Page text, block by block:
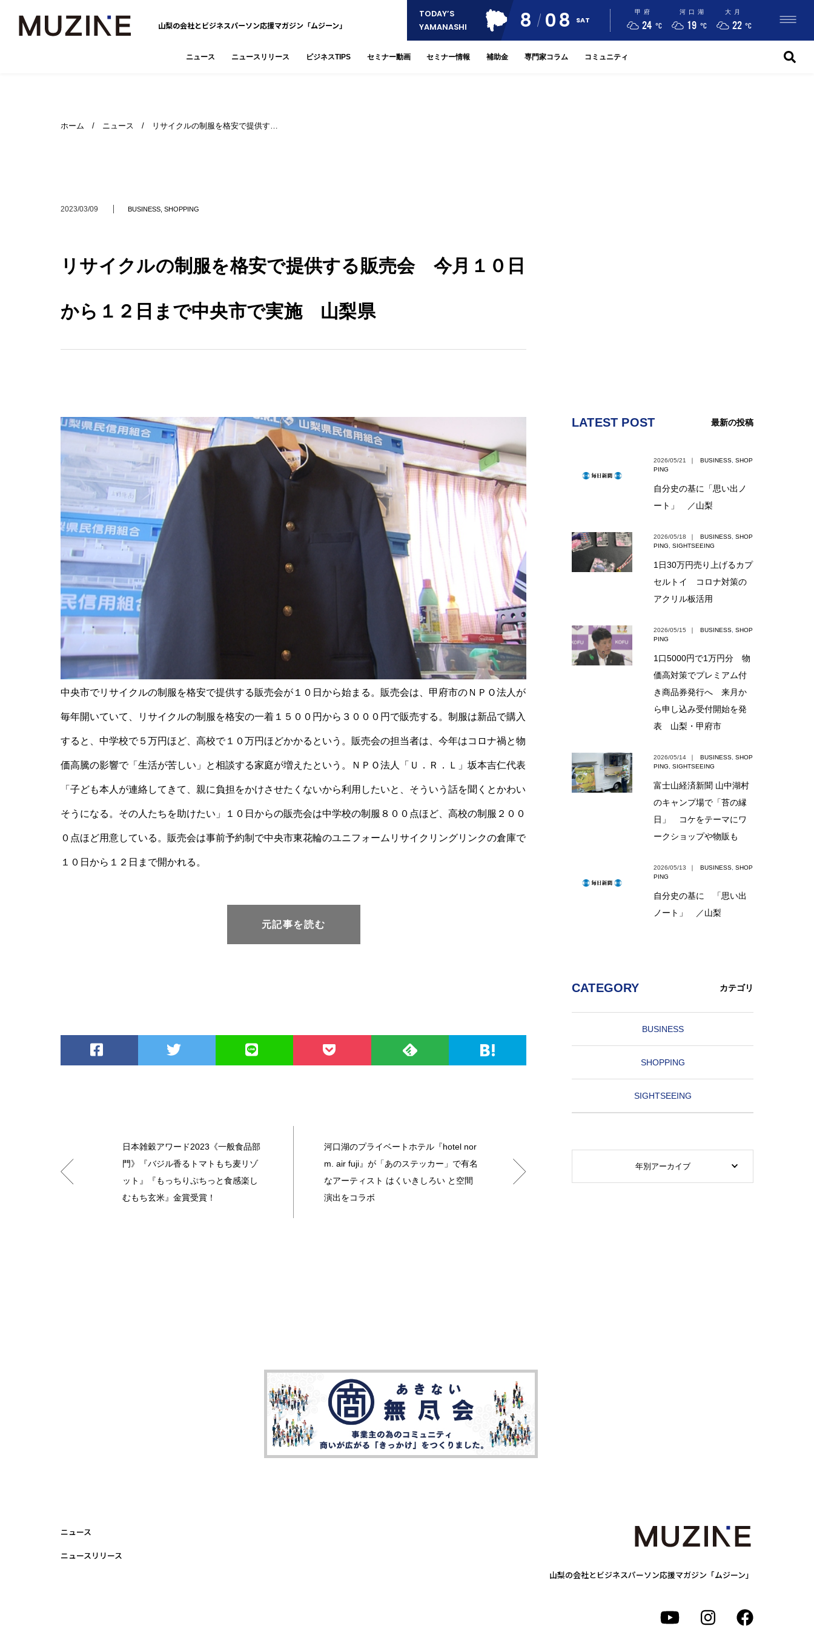
山梨の会社とビジネスパーソン応援マガジン「ムジーン」
TODAY’S
YAMANASHI
8 08 SAT
甲府
24 °C
河口湖
19 °C
大月
22 °C
ニュース ニュースリリース ビジネスTIPS セミナー動画 セミナー情報 補助金 専門家コラム コミュニティ
ホーム / ニュース / リサイクルの制服を格安で提供す…
2023/03/09 BUSINESS SHOPPING
リサイクルの制服を格安で提供する販売会 今月１０日
から１２日まで中央市で実施 山梨県
中央市でリサイクルの制服を格安で提供する販売会が１０日から始まる。販売会は、甲府市のＮＰＯ法人が
毎年開いていて、リサイクルの制服を格安の一着１５００円から３０００円で販売する。制服は新品で購入
すると、中学校で５万円ほど、高校で１０万円ほどかかるという。販売会の担当者は、今年はコロナ禍と物
価高騰の影響で「生活が苦しい」と相談する家庭が増えたという。ＮＰＯ法人「Ｕ．Ｒ．Ｌ」坂本吉仁代表
「子ども本人が連絡してきて、親に負担をかけさせたくないから利用したいと、そういう話を聞くとかわい
そうになる。その人たちを助けたい」１０日からの販売会は中学校の制服８００点ほど、高校の制服２００
０点ほど用意している。販売会は事前予約制で中央市東花輪のユニフォームリサイクリングリンクの倉庫で
１０日から１２日まで開かれる。
元記事を読む
日本雑穀アワード2023《一般食品部
門》『バジル香るトマトもち麦リゾ
ット』『もっちりぷちっと食感楽し
むもち玄米』金賞受賞！
河口湖のプライベートホテル『hotel nor
m. air fuji』が「あのステッカー」で有名
なアーティスト はくいきしろい と空間
演出をコラボ
LATEST POST 最新の投稿
2026/05/21 ｜ BUSINESS SHOP
PING
自分史の基に「思い出ノ
ート」 ／山梨
2026/05/18 ｜ BUSINESS SHOP
PING
SIGHTSEEING
1日30万円売り上げるカプ
セルトイ コロナ対策の
アクリル板活用
2026/05/15 ｜ BUSINESS SHOP
PING
1口5000円で1万円分 物
価高対策でプレミアム付
き商品券発行へ 来月か
ら申し込み受付開始を発
表 山梨・甲府市
2026/05/14 ｜ BUSINESS SHOP
PING
SIGHTSEEING
富士山経済新聞 山中湖村
のキャンプ場で「苔の縁
日」 コケをテーマにワ
ークショップや物販も
2026/05/13 ｜ BUSINESS SHOP
PING
自分史の基に 「思い出
ノート」 ／山梨
CATEGORY カテゴリ
BUSINESS
SHOPPING
SIGHTSEEING
年別アーカイブ
ニュース
ニュースリリース
山梨の会社とビジネスパーソン応援マガジン「ムジーン」